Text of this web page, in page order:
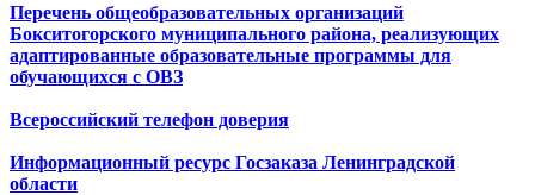
Перечень общеобразовательных организаций
Бокситогорского муниципального района, реализующих
адаптированные образовательные программы для
обучающихся с ОВЗ
Всероссийский телефон доверия
Информационный ресурс Госзаказа Ленинградской
области